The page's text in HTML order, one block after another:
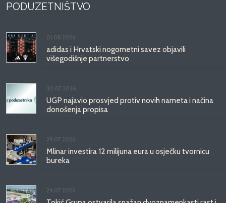
PODUZETNIŠTVO
01.08.2026.
adidas i Hrvatski nogometni savez objavili
višegodišnje partnerstvo
30.07.2026.
UGP najavio prosvjed protiv novih nameta i načina
donošenja propisa
29.07.2026.
Mlinar investira 12 milijuna eura u osječku tvornicu
bureka
29.07.2026.